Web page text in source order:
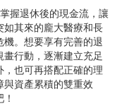
握退休後的現金流，讓
如其來的龐大醫療和長
。想要享有完善的退
行動，逐漸建立充足
也可再搭配正確的理
資產累積的雙重效